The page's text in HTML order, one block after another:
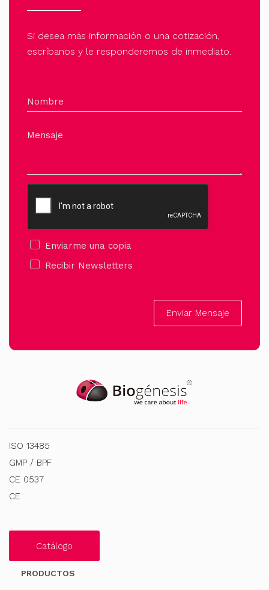
Si desea más información o una cotización,
escríbanos y le responderemos de inmediato.
Nombre
Mensaje
Enviarme una copia
Recibir Newsletters
Enviar Mensaje
ISO 13485
GMP / BPF
CE 0537
CE
Catálogo
PRODUCTOS